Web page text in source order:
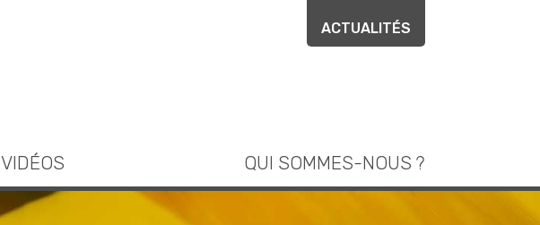
ACTUALITÉS
VIDÉOS QUI SOMMES-NOUS ?